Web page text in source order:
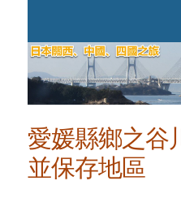
愛媛縣鄉之谷
並保存地區